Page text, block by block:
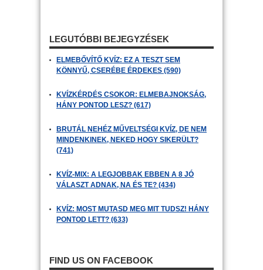
LEGUTÓBBI BEJEGYZÉSEK
ELMEBŐVÍTŐ KVÍZ: EZ A TESZT SEM
KÖNNYŰ, CSERÉBE ÉRDEKES (590)
KVÍZKÉRDÉS CSOKOR: ELMEBAJNOKSÁG,
HÁNY PONTOD LESZ? (617)
BRUTÁL NEHÉZ MŰVELTSÉGI KVÍZ, DE NEM
MINDENKINEK, NEKED HOGY SIKERÜLT?
(741)
KVÍZ-MIX: A LEGJOBBAK EBBEN A 8 JÓ
VÁLASZT ADNAK, NA ÉS TE? (434)
KVÍZ: MOST MUTASD MEG MIT TUDSZ! HÁNY
PONTOD LETT? (633)
FIND US ON FACEBOOK